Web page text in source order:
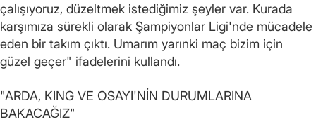
çalışıyoruz, düzeltmek istediğimiz şeyler var. Kurada
karşımıza sürekli olarak Şampiyonlar Ligi'nde mücadele
eden bir takım çıktı. Umarım yarınki maç bizim için
güzel geçer" ifadelerini kullandı.
"ARDA, KING VE OSAYI'NİN DURUMLARINA
BAKACAĞIZ"